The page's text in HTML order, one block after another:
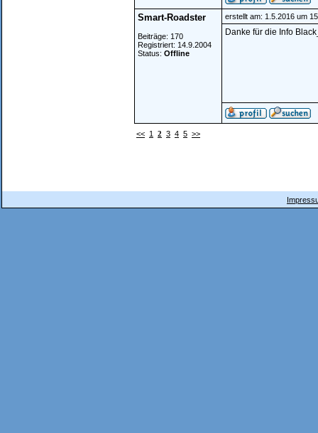
Smart-Roadster
Beiträge: 170
Registriert: 14.9.2004
Status: Offline
erstellt am: 1.5.2016 um
Danke für die Info
<< 1 2 3 4 5 >>